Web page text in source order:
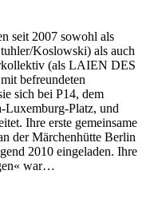
seit 2007 sowohl als
Koslowski) als auch
(als LAIEN DES
befreundeten
sich bei P14, dem
Luxemburg-Platz, und
Ihre erste gemeinsame
der Märchenhütte Berlin
2010 eingeladen. Ihre
war…